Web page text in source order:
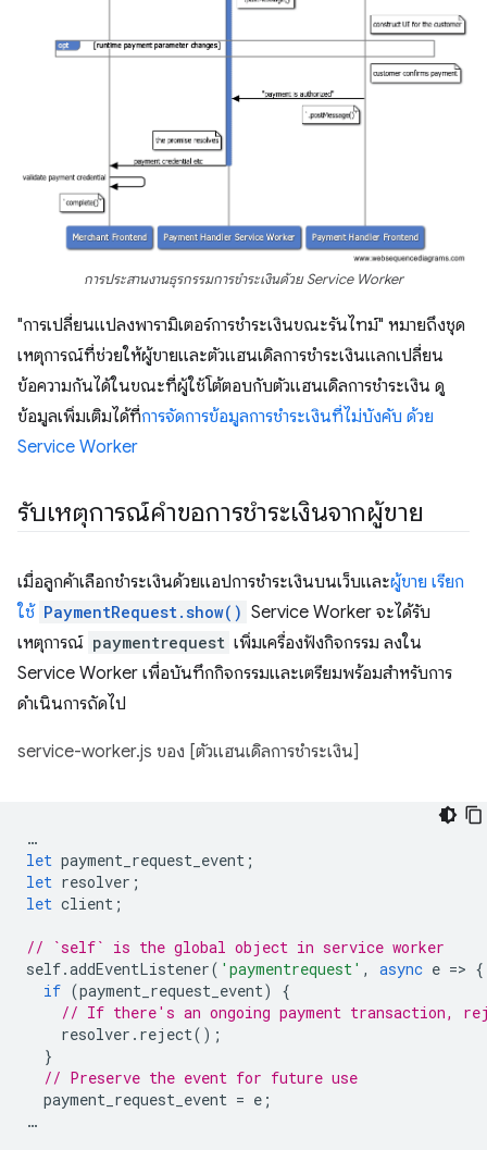
การประสานงานธุรกรรมการชำระเงินด้วย Service Worker
"การเปลี่ยนแปลงพารามิเตอร์การชำระเงินขณะรันไทม์" หมายถึงชุด
เหตุการณ์ที่ช่วยให้ผู้ขายและตัวแฮนเดิลการชำระเงินแลกเปลี่ยน
ข้อความกันได้ในขณะที่ผู้ใช้โต้ตอบกับตัวแฮนเดิลการชำระเงิน ดู
ข้อมูลเพิ่มเติมได้ที่การจัดการข้อมูลการชำระเงินที่ไม่บังคับ ด้วย
Service Worker
รับเหตุการณ์คำขอการชำระเงินจากผู้ขาย
เมื่อลูกค้าเลือกชำระเงินด้วยแอปการชำระเงินบนเว็บและผู้ขาย เรียก
ใช้ PaymentRequest.show() Service Worker จะได้รับ
เหตุการณ์ paymentrequest เพิ่มเครื่องฟังกิจกรรม ลงใน
Service Worker เพื่อบันทึกกิจกรรมและเตรียมพร้อมสำหรับการ
ดำเนินการถัดไป
service-worker.js ของ [ตัวแฮนเดิลการชำระเงิน]
…
let payment_request_event ;
let resolver ;
let client ;
// `self` is the global object in service worker
self.addEventListener( 'paymentrequest' , async e => {
if (payment_request_event)
{
// If there's an ongoing payment transaction,
resolver . reject();
}
// Preserve the event for future use
payment_request_event = e ;
…